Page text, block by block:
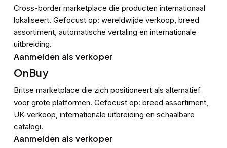
Cross-border marketplace die producten internationaal
lokaliseert. Gefocust op: wereldwijde verkoop, breed
assortiment, automatische vertaling en internationale
uitbreiding.
Aanmelden als verkoper
OnBuy
Britse marketplace die zich positioneert als alternatief
voor grote platformen. Gefocust op: breed assortiment,
UK-verkoop, internationale uitbreiding en schaalbare
catalogi.
Aanmelden als verkoper